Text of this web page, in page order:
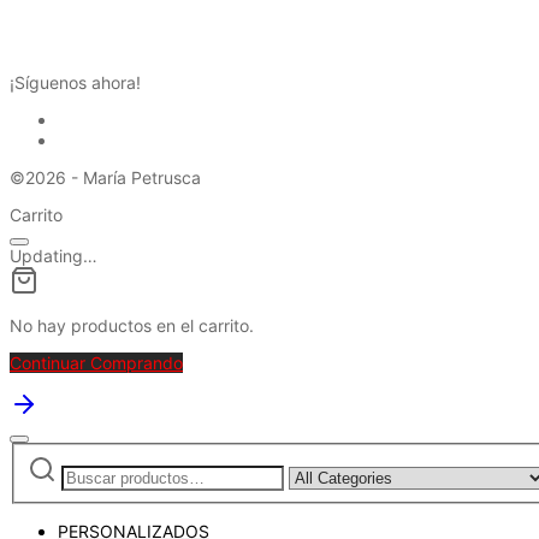
¡Síguenos ahora!
©2026 - María Petrusca
Carrito
Updating…
No hay productos en el carrito.
Continuar Comprando
Buscar
por:
by
category:
PERSONALIZADOS